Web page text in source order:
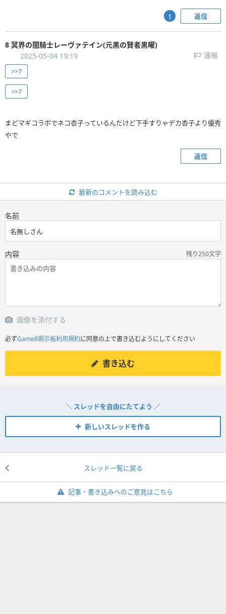
返信
1
8 冥界の闇騎士レーヴァテイン(元黒の賢者黒曜)
2025-05-04 19:19
通報
>>7
>>7
まどマギコラボでネコ杏子っているんだけど下手すりゃデカ杏子より優秀
やで
返信
最新のコメントを読み込む
名前
内容 残り250文字
画像を添付する
必ずGame8掲示板利用規約に同意の上で書き込むようにしてください
書き込む
＼ スレッドを自由にたてよう ／
新しいスレッドを作る
スレッド一覧に戻る
記事・書き込みへのご意見はこちら